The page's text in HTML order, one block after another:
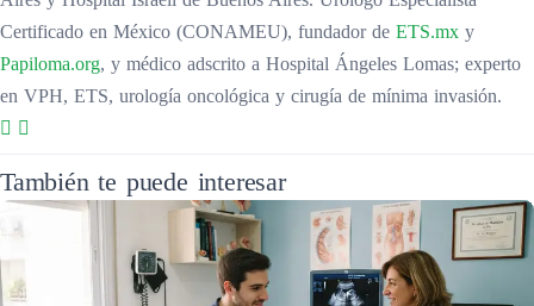
Certificado en México (CONAMEU), fundador de ETS.mx y
Papiloma.org, y médico adscrito a Hospital Ángeles Lomas; experto
en VPH, ETS, urología oncológica y cirugía de mínima invasión.
También te puede interesar